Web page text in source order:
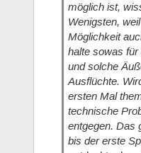
möglich ist,
Wenigsten,
Möglichkeit
halte sowas
und solche
Ausflüchte.
ersten Mal
technische
entgegen. Das
bis der erste